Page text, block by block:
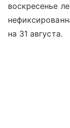
воскресенье
на 31 августа.